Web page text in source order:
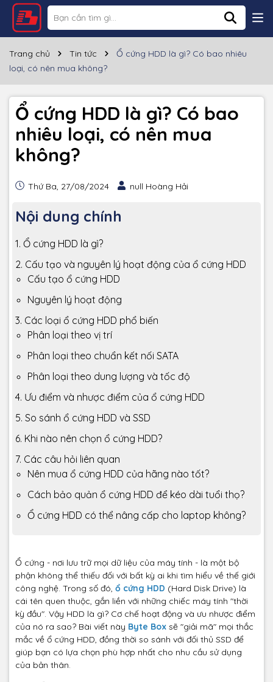
Trang chủ Tin tức
Ổ cứng HDD là gì? Có bao nhiêu
loại, có nên mua không?
Ổ cứng HDD là gì? Có bao
nhiêu loại, có nên mua
không?
Thứ Ba, 27/08/2024 null Hoàng Hải
Nội dung chính
1. Ổ cứng HDD là gì?
2. Cấu tạo và nguyên lý hoạt động của ổ cứng HDD
Cấu tạo ổ cứng HDD
Nguyên lý hoạt động
3. Các loại ổ cứng HDD phổ biến
Phân loại theo vị trí
Phân loại theo chuẩn kết nối SATA
Phân loại theo dung lượng và tốc độ
4. Ưu điểm và nhược điểm của ổ cứng HDD
5. So sánh ổ cứng HDD và SSD
6. Khi nào nên chọn ổ cứng HDD?
7. Các câu hỏi liên quan
Nên mua ổ cứng HDD của hãng nào tốt?
Cách bảo quản ổ cứng HDD để kéo dài tuổi thọ?
Ổ cứng HDD có thể nâng cấp cho laptop không?
Ổ cứng - nơi lưu trữ mọi dữ liệu của máy tính - là một bộ
phận không thể thiếu đối với bất kỳ ai khi tìm hiểu về thế giới
công nghệ. Trong số đó, ổ cứng HDD (Hard Disk Drive) là
cái tên quen thuộc, gắn liền với những chiếc máy tính "thời
kỳ đầu". Vậy HDD là gì? Cơ chế hoạt động và ưu nhược điểm
của nó ra sao? Bài viết này Byte Box sẽ "giải mã" mọi thắc
mắc về ổ cứng HDD, đồng thời so sánh với đối thủ SSD để
giúp bạn có lựa chọn phù hợp nhất cho nhu cầu sử dụng
của bản thân.